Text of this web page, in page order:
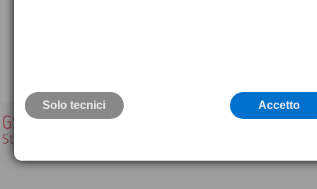
GST4
Stella per treppiede professionale
Solo tecnici Accetto